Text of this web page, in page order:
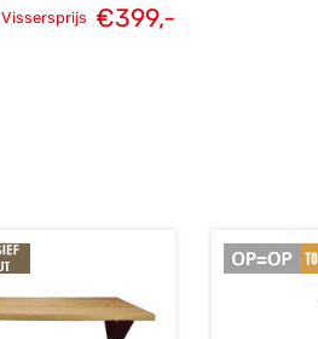
Vissersprijs €399,-